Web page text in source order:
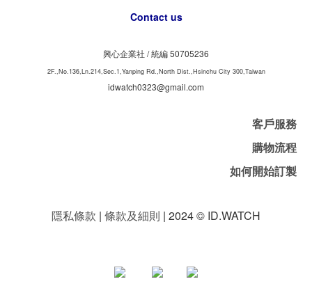
Contact us
興心企業社 /統編 50705236
2F.,No.136,Ln.214,Sec.1,Yanping Rd.,North Dist.,Hsinchu City 300,Taiwan
idwatch0323@gmail.com
客戶服務
購物流程
如何開始訂製
隱私條款 | 條款及細則 | 2024 © ID.WATCH